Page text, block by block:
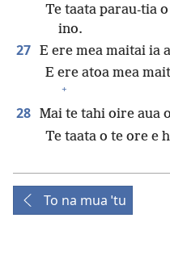
Te taata parau-tia
ino.
27 E ere mea maitai ia
E ere atoa mea
+
28 Mai te tahi oire aua
Te taata o te ore e
To na mua ˈtu